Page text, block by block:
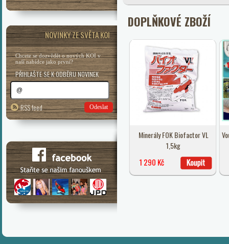
NOVINKY ZE SVĚTA KOI
Chcete se dozvědět o nových KOI v
naší nabídce jako první?
PŘIHLAŠTE SE K ODBĚRU NOVINEK
RSS feed Odeslat
DOPLŇKOVÉ ZBOŽÍ
Minerály FOK Biofactor VL
1,5kg
1 290 Kč